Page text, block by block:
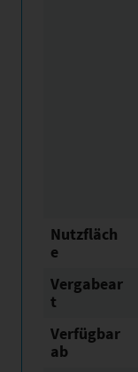
Nutzfläch
e
Vergabear
t
Verfügbar
ab